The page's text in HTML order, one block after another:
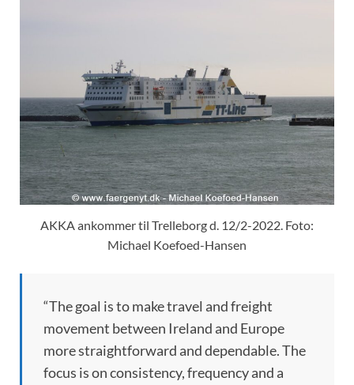
AKKA ankommer til Trelleborg d. 12/2-2022. Foto:
Michael Koefoed-Hansen
“The goal is to make travel and freight
movement between Ireland and Europe
more straightforward and dependable. The
focus is on consistency, frequency and a